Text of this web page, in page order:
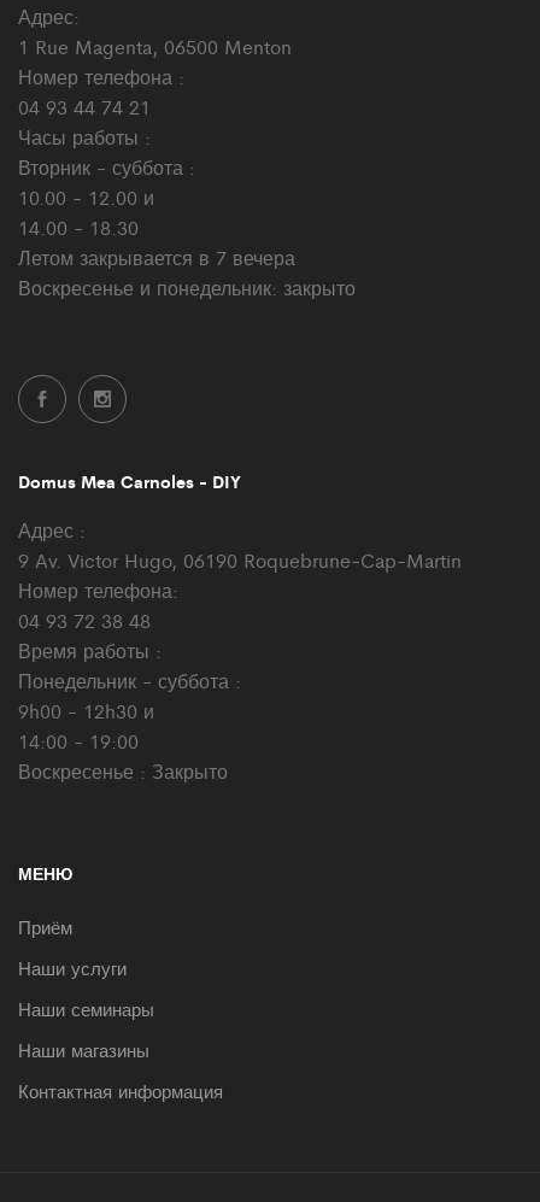
Адрес:
1 Rue Magenta, 06500 Menton
Номер телефона :
04 93 44 74 21
Часы работы :
Вторник - суббота :
10.00 - 12.00 и
14.00 - 18.30
Летом закрывается в 7 вечера
Воскресенье и понедельник: закрыто
Domus Mea Carnoles - DIY
Адрес :
9 Av. Victor Hugo, 06190 Roquebrune-Cap-Martin
Номер телефона:
04 93 72 38 48
Время работы :
Понедельник - суббота :
9h00 - 12h30 и
14:00 - 19:00
Воскресенье : Закрыто
МЕНЮ
Приём
Наши услуги
Наши семинары
Наши магазины
Контактная информация